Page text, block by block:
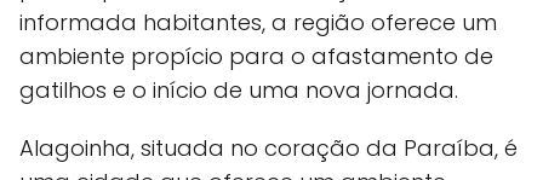
informada habitantes, a região oferece um
ambiente propício para o afastamento de
gatilhos e o início de uma nova jornada.
Alagoinha, situada no coração da Paraíba, é